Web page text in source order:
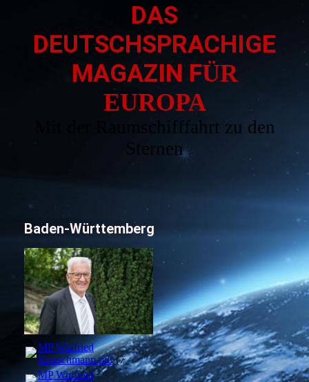
DAS
DEUTSCHSPRACHIGE
MAGAZIN FÜR
EUROPA
Mit der Raumschifffahrt zu den
Sternen
Baden-Württemberg
MP Winfried
Kretschmann.pdf(75.09KB)
MP Winfried